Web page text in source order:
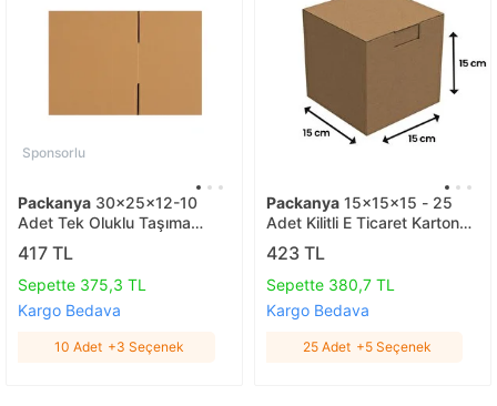
Sponsorlu
Packanya 30x25x12-10
Adet Tek Oluklu Taşıma
Kolisi 10 Adet
417 TL
Sepette 375,3 TL
Kargo Bedava
10 Adet +3 Seçenek
Packanya 15x15x15 - 25
Adet Kilitli E Ticaret Karton
Kargo Kutusu 25 Adet
423 TL
Sepette 380,7 TL
Kargo Bedava
25 Adet +5 Seçenek